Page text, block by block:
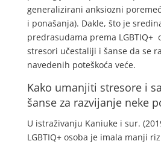
generalizirani anksiozni
i ponašanja). Dakle, što je
predrasudama prema LGBTIQ+
stresori učestaliji i šanse da se
navedenih poteškoća veće.
Kako umanjiti stresore i
šanse za razvijanje neke
U istraživanju Kaniuke i sur.
LGBTIQ+ osoba je imala manji